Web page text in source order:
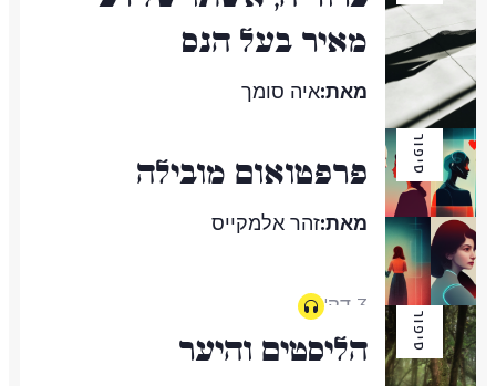
מאיר בעל הנס
מאת:איה סומך
25 דק' סיפור פרפטואום מובילה
מאת:זהר אלמקייס
3 דק'
סיפור הליסטים והיער